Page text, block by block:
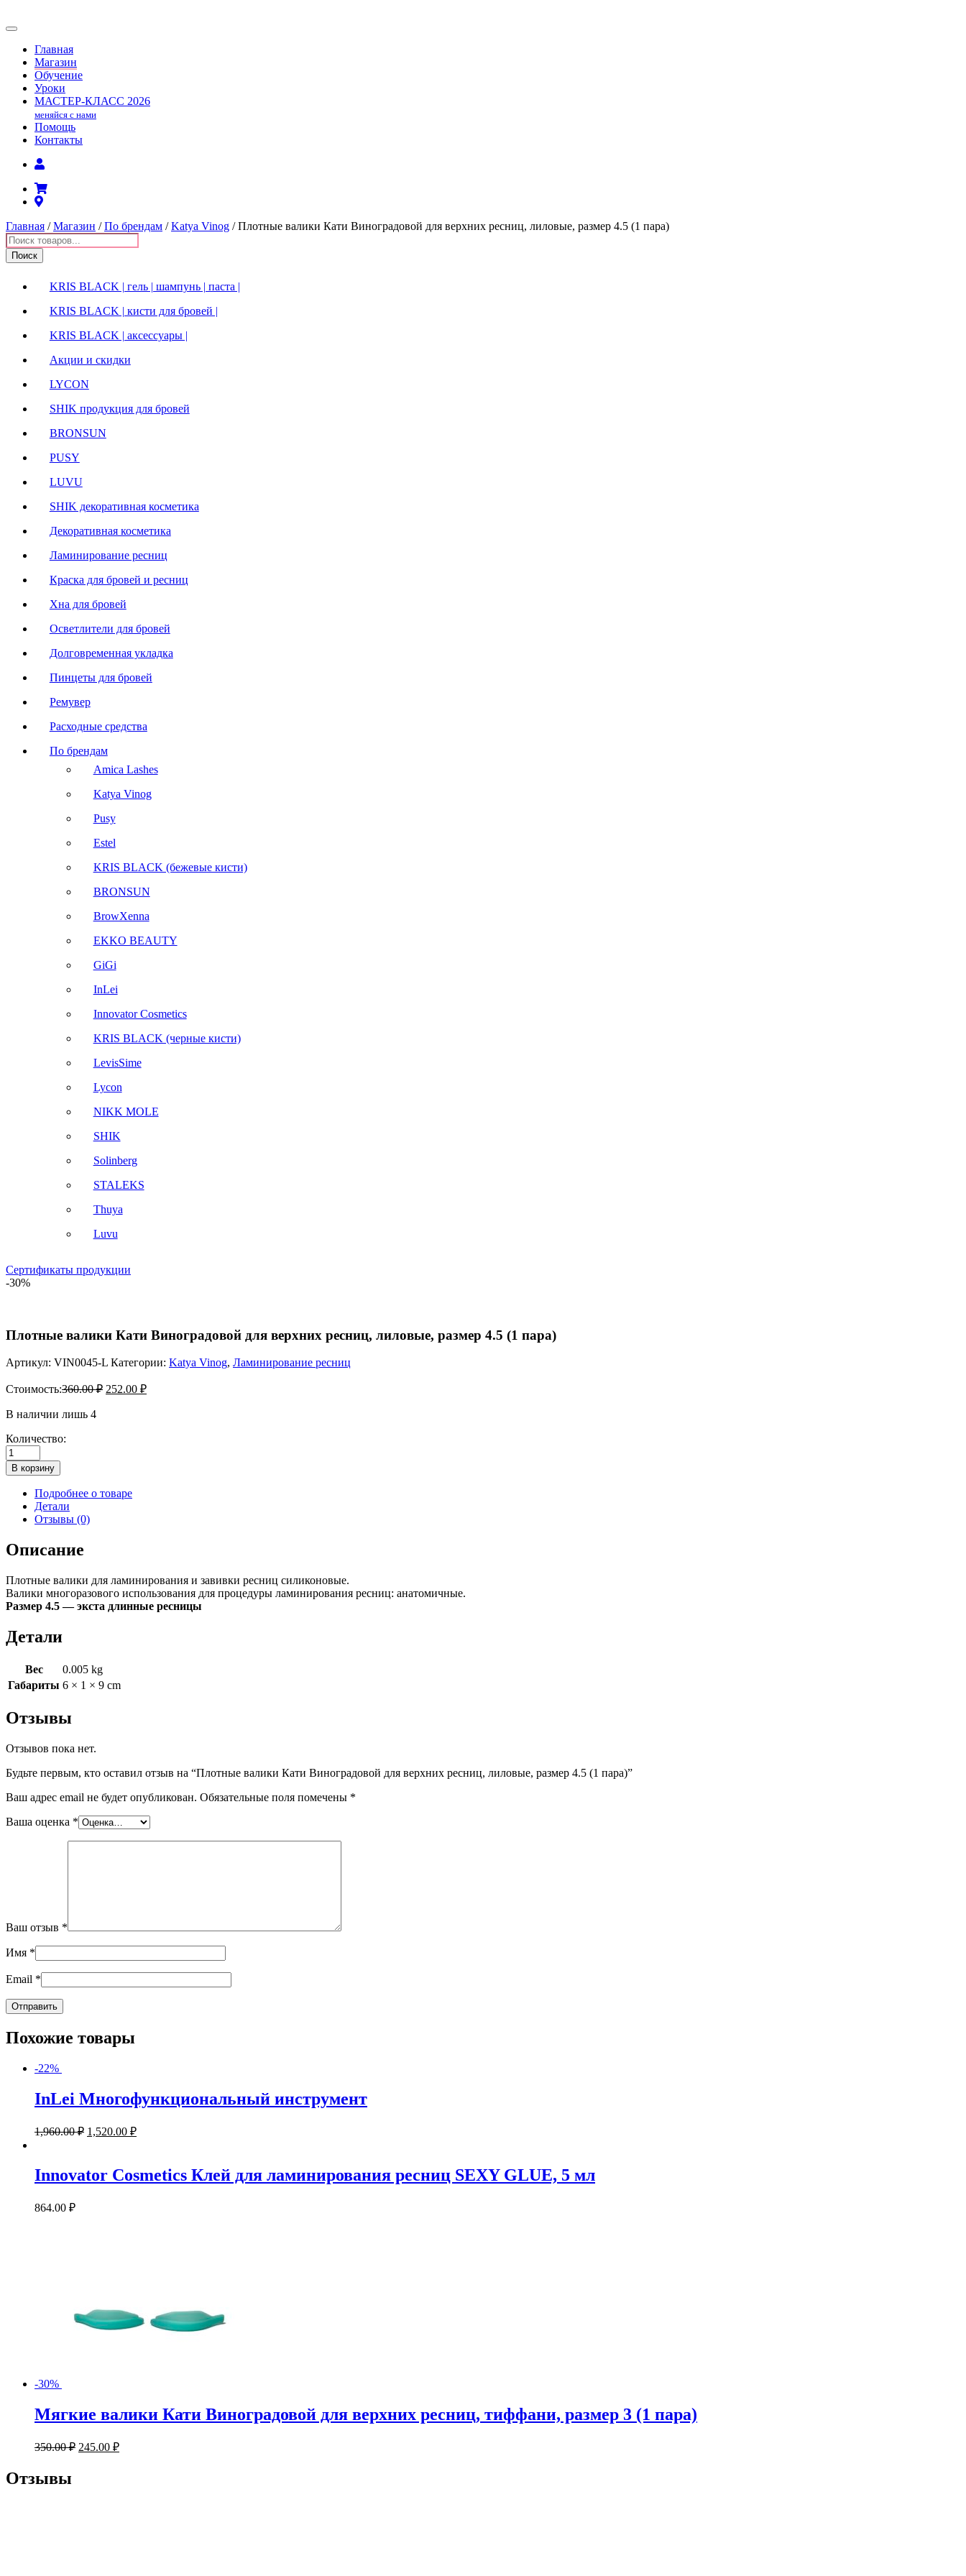
Главная
Магазин
Обучение
Уроки
МАСТЕР-КЛАСС 2026
меняйся с нами
Помощь
Контакты
Главная /Магазин /По брендам /Katya Vinog / Плотные валики Кати Виноградовой для верхних ресниц, лиловые, размер 4.5 (1 пара)
Поиск
товаров
Поиск
KRIS BLACK | гель | шампунь | паста |
KRIS BLACK | кисти для бровей |
KRIS BLACK | аксессуары |
Акции и скидки
LYCON
SHIK продукция для бровей
BRONSUN
PUSY
LUVU
SHIK декоративная косметика
Декоративная косметика
Ламинирование ресниц
Краска для бровей и ресниц
Хна для бровей
Осветлители для бровей
Долговременная укладка
Пинцеты для бровей
Ремувер
Расходные средства
По брендам
Amica Lashes
Katya Vinog
Pusy
Estel
KRIS BLACK (бежевые кисти)
BRONSUN
BrowXenna
EKKO BEAUTY
GiGi
InLei
Innovator Cosmetics
KRIS BLACK (черные кисти)
LevisSime
Lycon
NIKK MOLE
SHIK
Solinberg
STALEKS
Thuya
Luvu
Сертификаты продукции
-30%
Плотные валики Кати Виноградовой для верхних ресниц, лиловые, размер 4.5 (1 пара)
Артикул: VIN0045-L Категории: Katya Vinog, Ламинирование ресниц
Стоимость:360.00₽ 252.00 ₽
В наличии лишь 4
Количество:
Количество
товара
Плотные
валики
Кати
Виноградовой
верхних
ресниц,
размер
4.5
(1
В корзину
Подробнее о товаре
Детали
Отзывы (0)
Описание
Плотные валики для ламинирования и завивки ресниц силиконовые.
Валики многоразового использования для процедуры ламинирования ресниц: анатомичные.
Размер 4.5 — экста длинные ресницы
Детали
Вес
0.005 kg
Габариты 6 × 1 × 9 cm
Отзывы
Отзывов пока нет.
Будьте первым, кто оставил отзыв на “Плотные валики Кати Виноградовой для верхних ресниц, лиловые, размер 4.5 (1 пара)”
Ваш адрес email не будет опубликован. Обязательные поля помечены *
Ваша оценка *
Ваш отзыв *
Имя *
Email *
Похожие товары
-22%
InLei Многофункциональный инструмент
1,960.00₽ 1,520.00 ₽
Innovator Cosmetics Клей для ламинирования ресниц SEXY GLUE, 5 мл
864.00 ₽
-30%
Мягкие валики Кати Виноградовой для верхних ресниц, тиффани, размер 3 (1 пара)
350.00₽ 245.00 ₽
Отзывы